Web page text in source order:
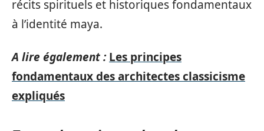
récits spirituels et historiques fondamentaux
à l’identité maya.
A lire également : Les principes
fondamentaux des architectes classicisme
expliqués